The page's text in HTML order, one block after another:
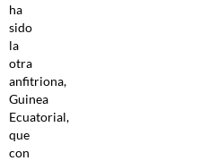
ha
sido
la
otra
anfitriona,
Guinea
Ecuatorial,
que
con